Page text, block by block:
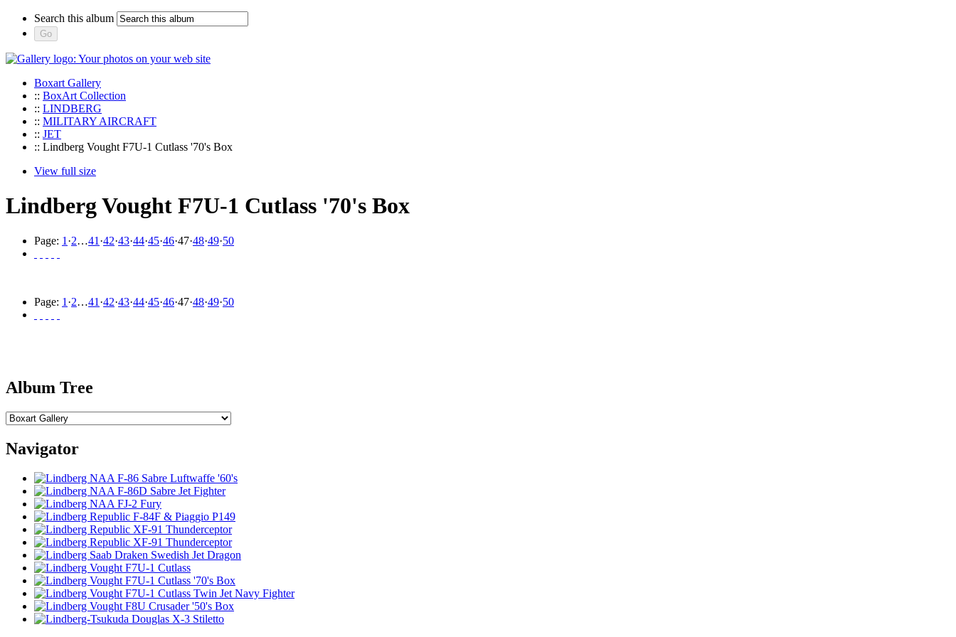
Search this album
Boxart Gallery
:: BoxArt Collection
:: LINDBERG
:: MILITARY AIRCRAFT
:: JET
:: Lindberg Vought F7U-1 Cutlass '70's Box
View full size
Lindberg Vought F7U-1 Cutlass '70's Box
Page: 1 ·2…41 ·42·43·44·45·46·47·48·49·50
Page: 1 ·2…41 ·42·43·44·45·46·47·48·49·50
Album Tree
Navigator